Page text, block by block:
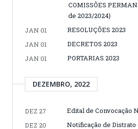
COMISSÕES
de 2023/2024)
JAN 01
RESOLUÇÕES 2023
JAN 01
DECRETOS 2023
JAN 01
PORTARIAS 2023
DEZEMBRO, 2022
DEZ 27
Edital de Convocação
DEZ 20
Notificação de Distrato